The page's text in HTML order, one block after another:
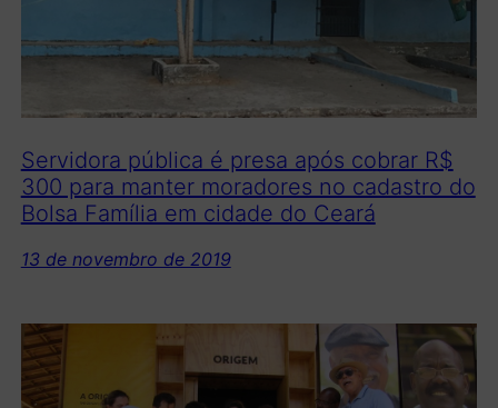
Servidora pública é presa após cobrar R$
300 para manter moradores no cadastro do
Bolsa Família em cidade do Ceará
13 de novembro de 2019